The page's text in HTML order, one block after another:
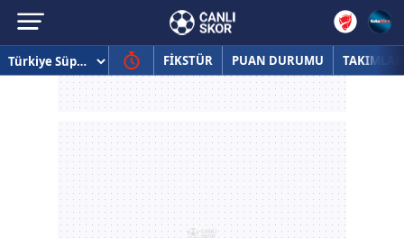
FİKSTÜR PUAN DURUMU TAKIMLAR